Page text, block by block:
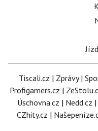
Tiscali.cz | Zprávy|
Profigamers.cz |
Úschovna.cz | Nedd.cz |
CZhity.cz |